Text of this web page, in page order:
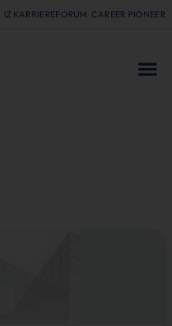
IZ KARRIEREFORUM CAREER PIONEER